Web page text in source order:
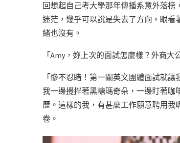
回想起自己考大學那年傳播系意外落
迷茫，幾乎可以說是失去了方向。眼
緒也沒有。
「Amy，妳上次的面試怎麼樣？外商
「慘不忍睹！第一關英文團體面試就
我一邊攪拌著黑糖瑪奇朵，一邊盯著
歷。這樣的我，有甚麼工作願意聘用
卷。